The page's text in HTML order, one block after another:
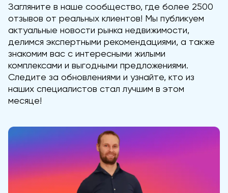
Загляните в наше сообщество, где более 2500
отзывов от реальных клиентов! Мы публикуем
актуальные новости рынка недвижимости,
делимся экспертными рекомендациями, а также
знакомим вас с интересными жилыми
комплексами и выгодными предложениями.
Следите за обновлениями и узнайте, кто из
наших специалистов стал лучшим в этом
месяце!